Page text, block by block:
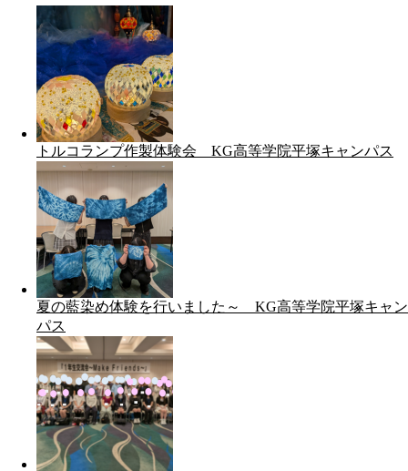
トルコランプ作製体験会 KG高等学院平塚キャンパス
夏の藍染め体験を行いました～ KG高等学院平塚キャン
パス